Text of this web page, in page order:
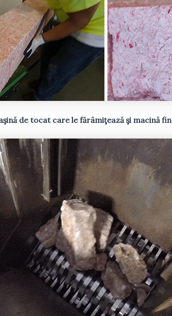
de tocat care le fărâmiţează şi macină fin